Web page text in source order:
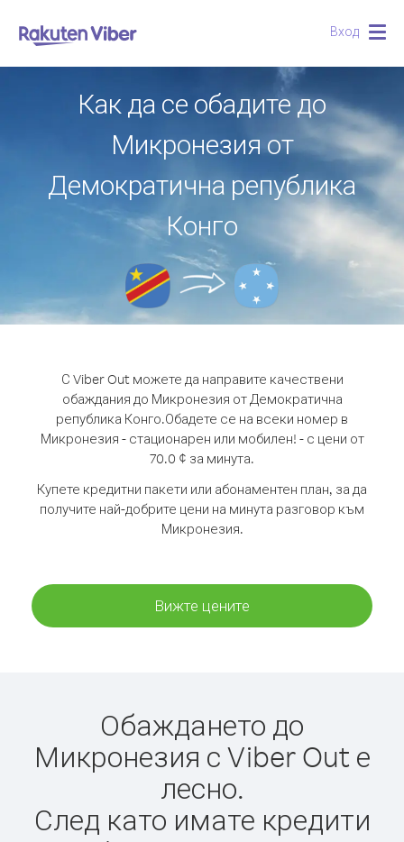
Вход
Как да се обадите до
Микронезия от
Демократична република
Конго
С Viber Out можете да направите качествени
обаждания до Микронезия от Демократична
република Конго.Обадете се на всеки номер в
Микронезия - стационарен или мобилен! - с цени от
70.0 ¢ за минута.
Купете кредитни пакети или абонаментен план, за да
получите най-добрите цени на минута разговор към
Микронезия.
Вижте цените
Обаждането до
Микронезия с Viber Out е
лесно.
След като имате кредити